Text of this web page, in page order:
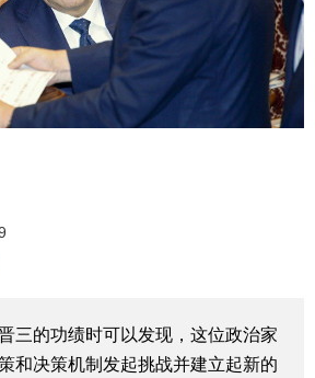
Español
三的功绩时可以发现，这位政治家
和决策机制发起挑战并建立起新的